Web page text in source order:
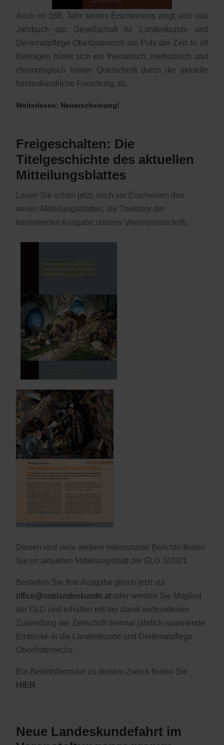
Auch im 166. Jahr seines Erscheinens zeigt sich das
Jahrbuch der Gesellschaft für Landeskunde und
Denkmalpflege Oberösterreich am Puls der Zeit: In elf
Beiträgen bildet sich ein thematisch, methodisch und
chronologisch breiter Querschnitt durch die aktuelle
landeskundliche Forschung ab.
Weiterlesen: Neuerscheinung!
Freigeschalten: Die
Titelgeschichte des aktuellen
Mitteilungsblattes
Lesen Sie schon jetzt, noch vor Erscheinen des
neuen Mitteilungsblattes, die Titelstory der
kommenden Ausgabe unserer Vereinszeitschrift.
Diesen und viele weitere interessante Berichte finden
Sie im aktuellen Mitteilungsblatt der GLD 3/2021.
Bestellen Sie Ihre Ausgabe gleich jetzt via
office@ooelandeskunde.at oder werden Sie Mitglied
der GLD und erhalten mit der damit verbundenen
Zusendung der Zeitschrift dreimal jährlich spannende
Einblicke in die Landeskunde und Denkmalpflege
Oberösterreichs.
Ein Beitrittsformular zu diesem Zweck finden Sie
HIER .
Neue Landeskundefahrt im